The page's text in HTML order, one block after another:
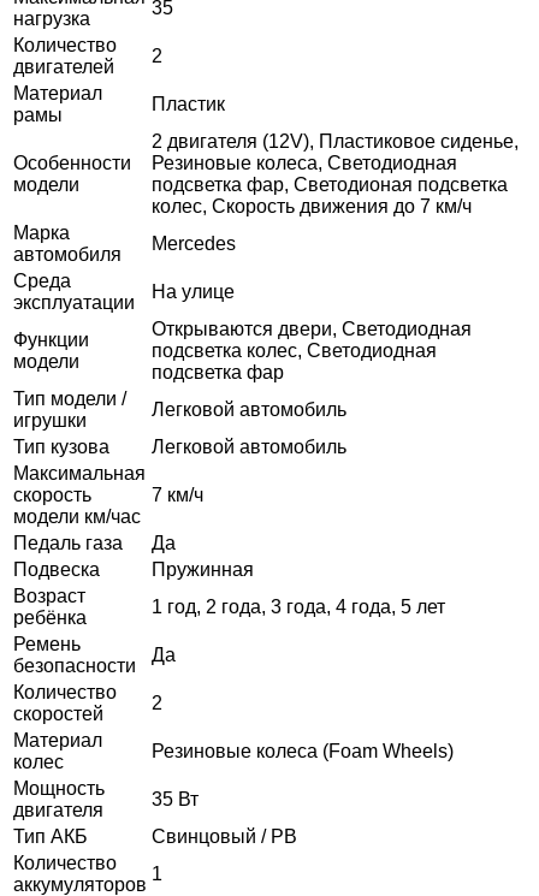
нагрузка
35
Количество
двигателей
2
Материал
рамы
Пластик
Особенности
модели
2 двигателя (12V), Пластиковое сиденье,
Резиновые колеса, Светодиодная
подсветка фар, Светодионая подсветка
колес, Скорость движения до 7 км/ч
Марка
автомобиля
Mercedes
Среда
эксплуатации
На улице
Функции
модели
Открываются двери, Светодиодная
подсветка колес, Светодиодная
подсветка фар
Тип модели /
игрушки
Легковой автомобиль
Тип кузова
Легковой автомобиль
Максимальная
скорость
модели км/час
7 км/ч
Педаль газа
Да
Подвеска
Пружинная
Возраст
ребёнка
1 год, 2 года, 3 года, 4 года, 5 лет
Ремень
безопасности
Да
Количество
скоростей
2
Материал
колес
Резиновые колеса (Foam Wheels)
Мощность
двигателя
35 Вт
Тип АКБ
Свинцовый / PB
Количество
аккумуляторов
1